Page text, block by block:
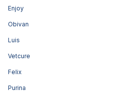
Enjoy
Obivan
Luis
Vetcure
Felix
Purina